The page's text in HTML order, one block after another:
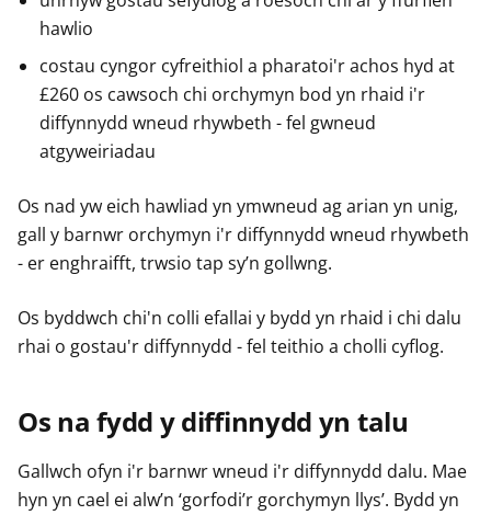
hawlio
costau cyngor cyfreithiol a pharatoi'r achos hyd at
£260 os cawsoch chi orchymyn bod yn rhaid i'r
diffynnydd wneud rhywbeth - fel gwneud
atgyweiriadau
Os nad yw eich hawliad yn ymwneud ag arian yn unig,
gall y barnwr orchymyn i'r diffynnydd wneud rhywbeth
- er enghraifft, trwsio tap sy’n gollwng.
Os byddwch chi'n colli efallai y bydd yn rhaid i chi dalu
rhai o gostau'r diffynnydd - fel teithio a cholli cyflog.
Os na fydd y diffinnydd yn talu
Gallwch ofyn i'r barnwr wneud i'r diffynnydd dalu. Mae
hyn yn cael ei alw’n ‘gorfodi’r gorchymyn llys’. Bydd yn